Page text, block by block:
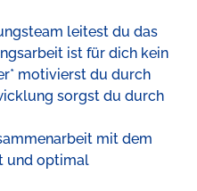
leitest du das
ist für dich kein
motivierst du durch
sorgst du durch
mit dem
und optimal